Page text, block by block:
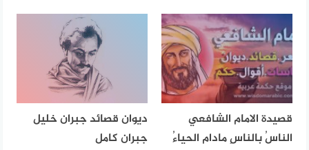
قصيدة الامام الشافعي
الناسُ بالناسِ مادام الحياءُ
ديوان قصائد جبران خليل
جبران كامل